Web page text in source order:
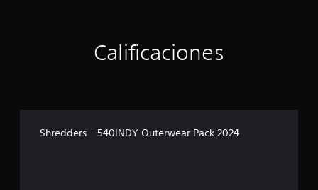
Calificaciones
Shredders - 540INDY Outerwear Pack 2024